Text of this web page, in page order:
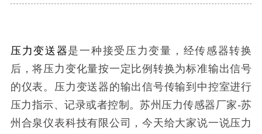
压力变送器是一种接受压力变量，经传感器转换
后，将压力变化量按一定比例转换为标准输出信号
的仪表。压力变送器的输出信号传输到中控室进行
压力指示、记录或者控制。苏州压力传感器厂家-苏
州合泉仪表科技有限公司，今天给大家说一说压力